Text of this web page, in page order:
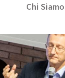
Chi Siamo